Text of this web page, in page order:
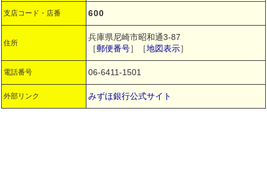
支店コード・店番 600
住所
兵庫県尼崎市昭和通3-87
［郵便番号］［地図表示］
電話番号 06-6411-1501
外部リンク みずほ銀行公式サイト